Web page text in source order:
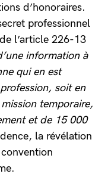
d’honoraires.
professionnel
l’article 226-13
information à
qui en est
soit en
temporaire,
et de 15 000
la révélation